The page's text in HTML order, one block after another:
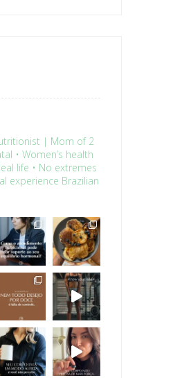
| Mom of 2
• Women’s health
life • No extremes
experience Brazilian